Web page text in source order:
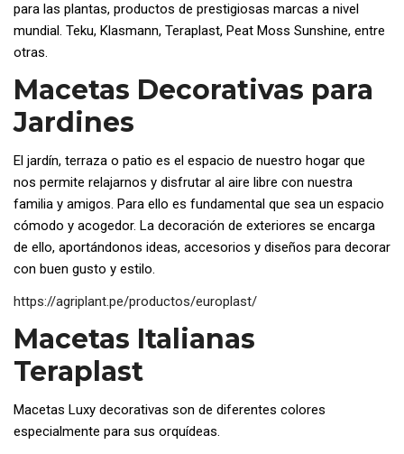
para las plantas, productos de prestigiosas marcas a nivel
mundial. Teku, Klasmann, Teraplast, Peat Moss Sunshine, entre
otras.
Macetas Decorativas para
Jardines
El jardín, terraza o patio es el espacio de nuestro hogar que
nos permite relajarnos y disfrutar al aire libre con nuestra
familia y amigos. Para ello es fundamental que sea un espacio
cómodo y acogedor. La decoración de exteriores se encarga
de ello, aportándonos ideas, accesorios y diseños para decorar
con buen gusto y estilo.
https://agriplant.pe/productos/europlast/
Macetas Italianas
Teraplast
Macetas Luxy decorativas son de diferentes colores
especialmente para sus orquídeas.